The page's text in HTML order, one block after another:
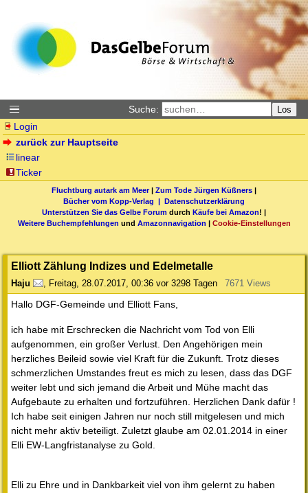
Suche: Los
Login
zurück zur Hauptseite
linear
Ticker
Fluchtburg autark am Meer| Zum Tode Jürgen Küßners |
Bücher vom Kopp-Verlag | Datenschutzerklärung
Unterstützen Sie das Gelbe Forum durch Käufe bei Amazon! |
Weitere Buchempfehlungen und Amazonnavigation | Cookie-Einstellungen
Elliott Zählung Indizes und Edelmetalle
Haju , Freitag, 28.07.2017, 00:36 vor 3298 Tagen 7671 Views
Hallo DGF-Gemeinde und Elliott Fans,
ich habe mit Erschrecken die Nachricht vom Tod von Elli
aufgenommen, ein großer Verlust. Den Angehörigen mein
herzliches Beileid sowie viel Kraft für die Zukunft. Trotz dieses
schmerzlichen Umstandes freut es mich zu lesen, dass das DGF
weiter lebt und sich jemand die Arbeit und Mühe macht das
Aufgebaute zu erhalten und fortzuführen. Herzlichen Dank dafür !
Ich habe seit einigen Jahren nur noch still mitgelesen und mich
nicht mehr aktiv beteiligt. Zuletzt glaube am 02.01.2014 in einer
Elli EW-Langfristanalyse zu Gold.
Elli zu Ehre und in Dankbarkeit viel von ihm gelernt zu haben